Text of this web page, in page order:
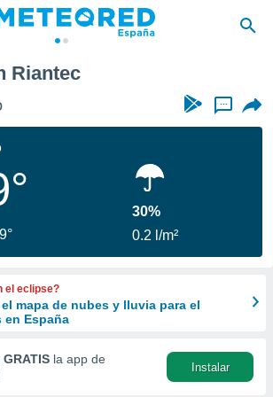
Riantec
...
30%
0.2 l/m²
el eclipse?
mapa de nubes y lluvia para el
en España
GRATIS la app de
Instalar